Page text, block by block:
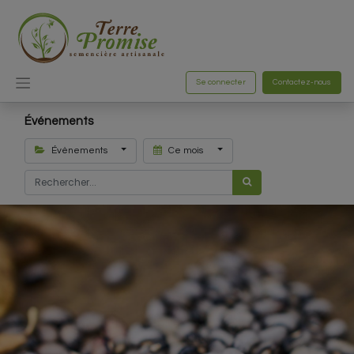
Se connecter Contactez-nous
Événements
Évènements Ce mois